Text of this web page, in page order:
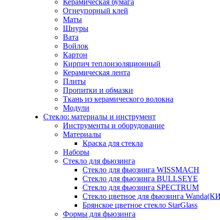
Керамическая бумага
Огнеупорный клей
Маты
Шнуры
Вата
Войлок
Картон
Кирпич теплоизоляционный
Керамическая лента
Плиты
Пропитки и обмазки
Ткань из керамического волокна
Модули
Стекло: материалы и инструмент
Инструменты и оборудование
Материалы
Краска для стекла
Наборы
Стекло для фьюзинга
Стекло для фьюзинга WISSMACH
Стекло для фьюзинга BULLSEYE
Стекло для фьюзинга SPECTRUM
Стекло цветное для фьюзинга
Брянское цветное стекло StarGlass
Формы для фьюзинга